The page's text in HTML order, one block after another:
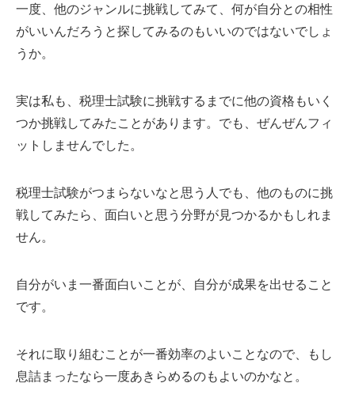
一度、他のジャンルに挑戦してみて、何が自分との相性
がいいんだろうと探してみるのもいいのではないでしょ
うか。
実は私も、税理士試験に挑戦するまでに他の資格もいく
つか挑戦してみたことがあります。でも、ぜんぜんフィ
ットしませんでした。
税理士試験がつまらないなと思う人でも、他のものに挑
戦してみたら、面白いと思う分野が見つかるかもしれま
せん。
自分がいま一番面白いことが、自分が成果を出せること
です。
それに取り組むことが一番効率のよいことなので、もし
息詰まったなら一度あきらめるのもよいのかなと。